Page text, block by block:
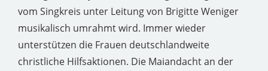
vom Singkreis unter Leitung von Brigitte Weniger
musikalisch umrahmt wird. Immer wieder
unterstützen die Frauen deutschlandweite
christliche Hilfsaktionen. Die Maiandacht an der